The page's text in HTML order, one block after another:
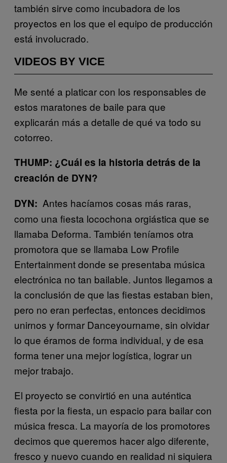
también sirve como incubadora de los
proyectos en los que el equipo de producción
está involucrado.
VIDEOS BY VICE
Me senté a platicar con los responsables de
estos maratones de baile para que
explicarán más a detalle de qué va todo su
cotorreo.
THUMP: ¿Cuál es la historia detrás de la
creación de DYN?
DYN: Antes hacíamos cosas más raras,
como una fiesta locochona orgiástica que se
llamaba Deforma. También teníamos otra
promotora que se llamaba Low Profile
Entertainment donde se presentaba música
electrónica no tan bailable. Juntos llegamos a
la conclusión de que las fiestas estaban bien,
pero no eran perfectas, entonces decidimos
unirnos y formar Danceyourname, sin olvidar
lo que éramos de forma individual, y de esa
forma tener una mejor logística, lograr un
mejor trabajo.
El proyecto se convirtió en una auténtica
fiesta por la fiesta, un espacio para bailar con
música fresca. La mayoría de los promotores
decimos que queremos hacer algo diferente,
fresco y nuevo cuando en realidad ni siquiera